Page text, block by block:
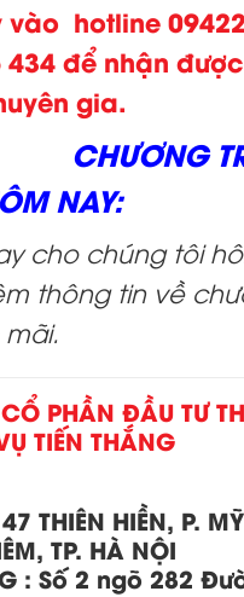
hotline
434 để nhận
gia.
CHƯƠNG
NAY:
cho chúng tôi
thông tin về
PHẦN ĐẦU TƯ
TIẾN THẮNG
THIÊN HIỀN, P.
TP. HÀ NỘI
: Số 2 ngõ 282